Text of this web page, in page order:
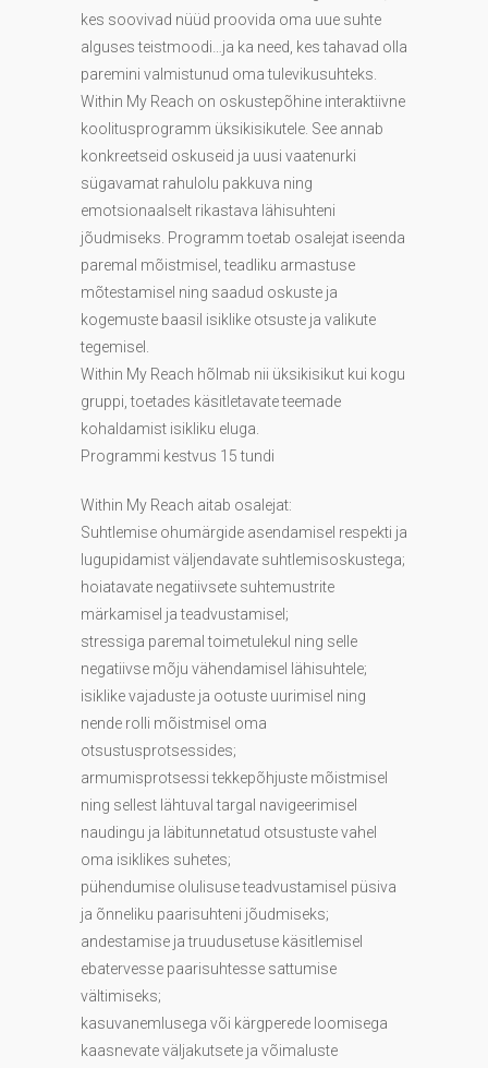
kes soovivad nüüd proovida oma uue suhte
alguses teistmoodi…ja ka need, kes tahavad olla
paremini valmistunud oma tulevikusuhteks.
Within My Reach on oskustepõhine interaktiivne
koolitusprogramm üksikisikutele. See annab
konkreetseid oskuseid ja uusi vaatenurki
sügavamat rahulolu pakkuva ning
emotsionaalselt rikastava lähisuhteni
jõudmiseks. Programm toetab osalejat iseenda
paremal mõistmisel, teadliku armastuse
mõtestamisel ning saadud oskuste ja
kogemuste baasil isiklike otsuste ja valikute
tegemisel.
Within My Reach hõlmab nii üksikisikut kui kogu
gruppi, toetades käsitletavate teemade
kohaldamist isikliku eluga.
Programmi kestvus 15 tundi
Within My Reach aitab osalejat:
Suhtlemise ohumärgide asendamisel respekti ja
lugupidamist väljendavate suhtlemisoskustega;
hoiatavate negatiivsete suhtemustrite
märkamisel ja teadvustamisel;
stressiga paremal toimetulekul ning selle
negatiivse mõju vähendamisel lähisuhtele;
isiklike vajaduste ja ootuste uurimisel ning
nende rolli mõistmisel oma
otsustusprotsessides;
armumisprotsessi tekkepõhjuste mõistmisel
ning sellest lähtuval targal navigeerimisel
naudingu ja läbitunnetatud otsustuste vahel
oma isiklikes suhetes;
pühendumise olulisuse teadvustamisel püsiva
ja õnneliku paarisuhteni jõudmiseks;
andestamise ja truudusetuse käsitlemisel
ebatervesse paarisuhtesse sattumise
vältimiseks;
kasuvanemlusega või kärgperede loomisega
kaasnevate väljakutsete ja võimaluste